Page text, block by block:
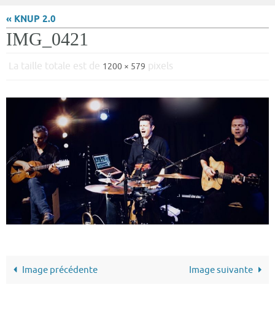
« KNUP 2.0
IMG_0421
La taille totale est de 1200 × 579 pixels
Image précédente Image suivante